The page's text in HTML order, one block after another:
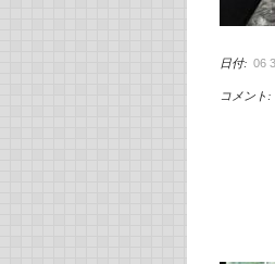
日付: 06
コメント: